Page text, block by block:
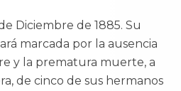
Diciembre de 1885. Su
marcada por la ausencia
y la prematura muerte, a
de cinco de sus hermanos